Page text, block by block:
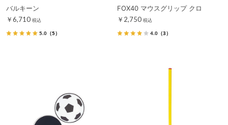
バルキーン
￥6,710 税込
5.0 （5）
FOX40 マウスグリップ クロ
￥2,750 税込
4.0 （3）